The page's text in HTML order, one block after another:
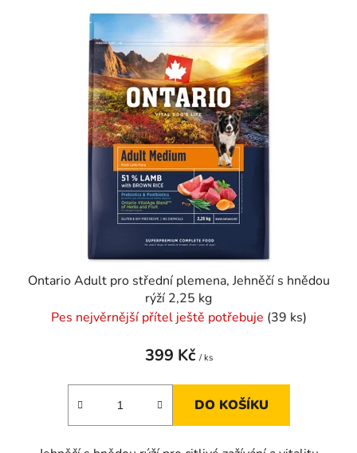
Ontario Adult pro střední plemena, Jehněčí s hnědou
rýží 2,25 kg
Pes nejvěrnější přítel ještě potřebuje (39 ks)
399 Kč / ks
DO KOŠÍKU